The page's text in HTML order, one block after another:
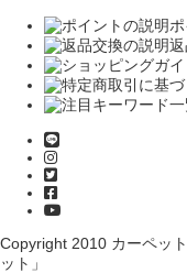
Copyright 2010 カーペッ
ット」